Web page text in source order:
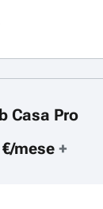
Casa Pro
mese+